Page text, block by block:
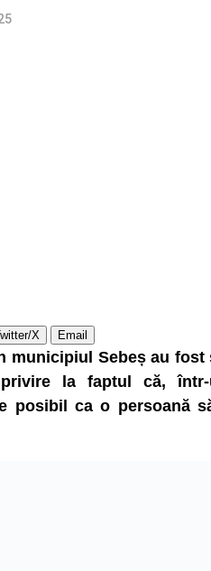
X Email
municipiul Sebeș au
la faptul că, într-
posibil ca o persoană